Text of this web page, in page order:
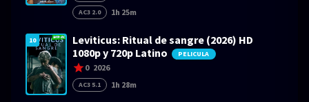
AC3 2.0
1h 25m
10
Leviticus: Ritual de sangre (2026) HD
1080p y 720p Latino
PELICULA
0 2026
AC3 5.1 1h 28m